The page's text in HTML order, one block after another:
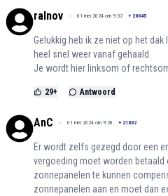
ralnov 01 mei 2024 om 9:32 + 20045
Gelukkig heb ik ze niet op het
heel snel weer vanaf gehaald.
Je wordt hier linksom of
29+ Antwoord
AnC 01 mei 2024 om 9:28 + 21632
Er wordt zelfs gezegd door een
vergoeding moet worden
zonnepanelen te kunnen
zonnepanelen aan en moet dan